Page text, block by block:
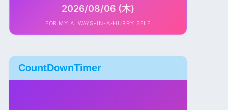
2026/08/06 (木)
FOR MY ALWAYS-IN-A-HURRY SELF
CountDownTimer